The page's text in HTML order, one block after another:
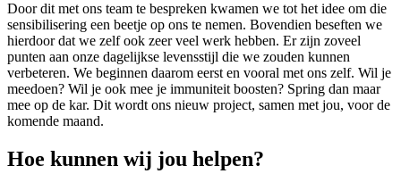
Door dit met ons team te bespreken kwamen we tot het idee om die
sensibilisering een beetje op ons te nemen. Bovendien beseften we
hierdoor dat we zelf ook zeer veel werk hebben. Er zijn zoveel
punten aan onze dagelijkse levensstijl die we zouden kunnen
verbeteren. We beginnen daarom eerst en vooral met ons zelf. Wil je
meedoen? Wil je ook mee je immuniteit boosten? Spring dan maar
mee op de kar. Dit wordt ons nieuw project, samen met jou, voor de
komende maand.
Hoe kunnen wij jou helpen?